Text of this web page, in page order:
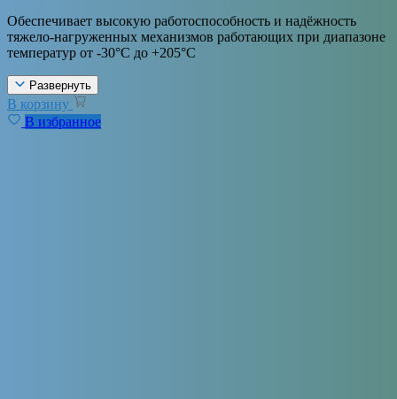
Обеспечивает высокую работоспособность и надёжность
тяжело-нагруженных механизмов работающих при диапазоне
температур от -30°С до +205°С
Развернуть
В корзину
В избранное